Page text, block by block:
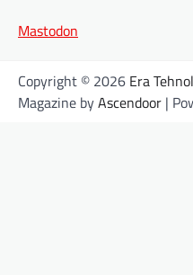
Mastodon
Copyright © 2026 Era
Magazine byAscendoor |